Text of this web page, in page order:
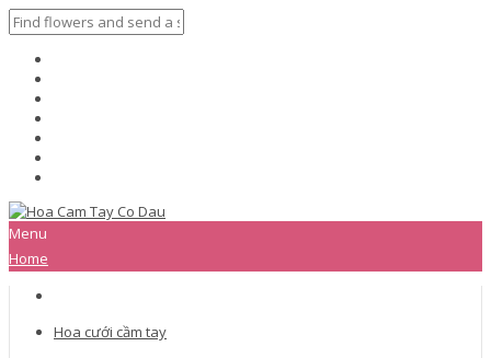
Menu
Home
Hoa cưới cầm tay